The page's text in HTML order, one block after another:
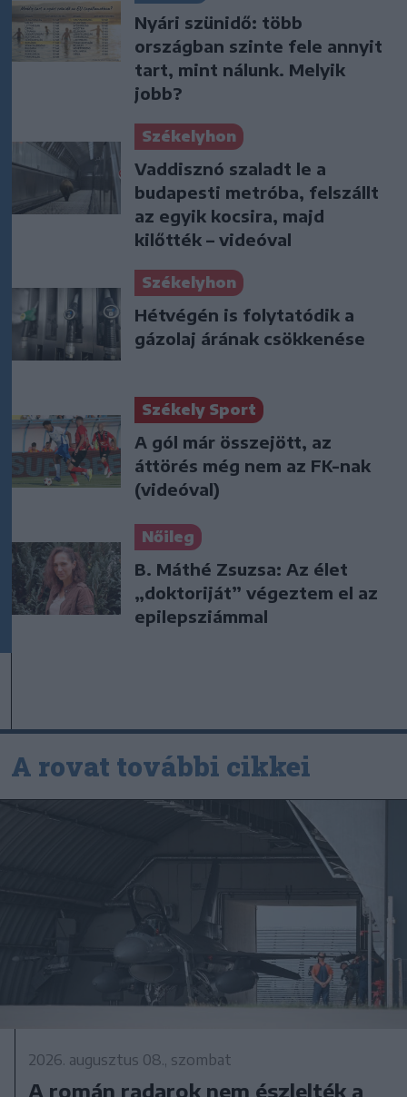
Nyári szünidő: több
országban szinte fele annyit
tart, mint nálunk. Melyik
jobb?
Székelyhon
Vaddisznó szaladt le a
budapesti metróba, felszállt
az egyik kocsira, majd
kilőtték – videóval
Székelyhon
Hétvégén is folytatódik a
gázolaj árának csökkenése
Székely Sport
A gól már összejött, az
áttörés még nem az FK-nak
(videóval)
Nőileg
B. Máthé Zsuzsa: Az élet
„doktoriját” végeztem el az
epilepsziámmal
A rovat további cikkei
2026. augusztus 08., szombat
A román radarok nem észlelték a